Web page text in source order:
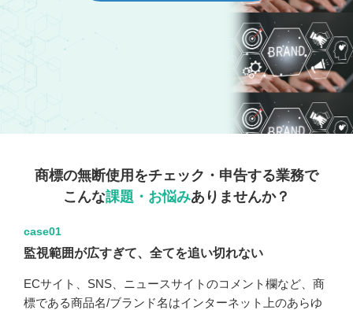
商標の無断使用をチェック・申告する業務で
こんな課題・お悩みありませんか？
case01
監視範囲が広すぎて、全てを追い切れない
ECサイト、SNS、ニュースサイトのコメント欄など、商
標である商品名/ブランド名はインターネット上のあらゆ